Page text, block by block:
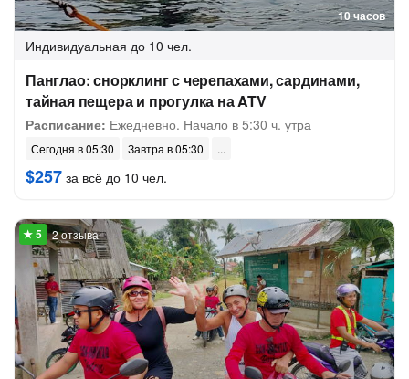
10 часов
Индивидуальная до 10 чел.
Панглао: снорклинг с черепахами, сардинами,
тайная пещера и прогулка на ATV
Расписание: Ежедневно. Начало в 5:30 ч. утра
Сегодня в 05:30 Завтра в 05:30
$257 за всё до 10 чел.
2 отзыва